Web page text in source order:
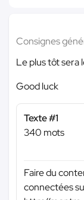
Consignes
Le plus tôt sera
Good luck
Texte #1
340 mots
Faire du
connectées